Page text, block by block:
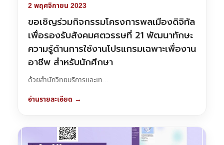
2 พฤศจิกายน 2023
ขอเชิญร่วมกิจกรรมโครงการพลเมืองดิจิทัล
เพื่อรองรับสังคมศตวรรษที่ 21 พัฒนาทักษะ
ความรู้ด้านการใช้งานโปรแกรมเฉพาะเพื่องาน
อาชีพ สำหรับนักศึกษา
ด้วยสำนักวิทยบริการและเท...
อ่านรายละเอียด →